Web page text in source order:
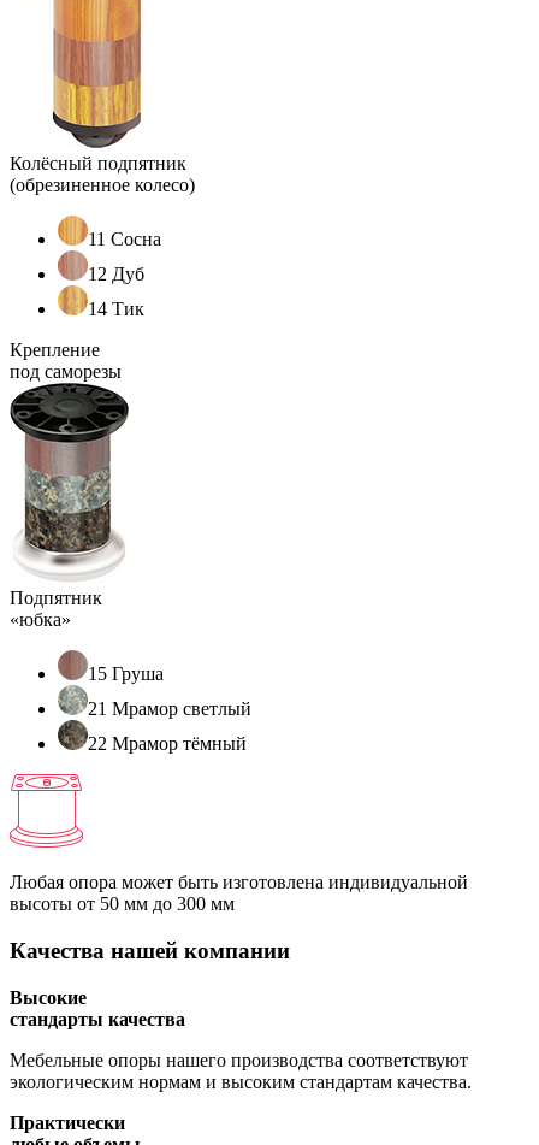
Колёсный подпятник
(обрезиненное колесо)
11 Сосна
12 Дуб
14 Тик
Крепление
под саморезы
Подпятник
«юбка»
15 Груша
21 Мрамор светлый
22 Мрамор тёмный
Любая опора может быть изготовлена индивидуальной
высоты от 50 мм до 300 мм
Качества нашей компании
Высокие
стандарты качества
Мебельные опоры нашего производства соответствуют
экологическим нормам и высоким стандартам качества.
Практически